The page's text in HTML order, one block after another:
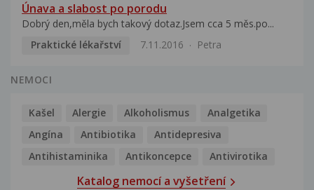
Únava a slabost po porodu
Dobrý den,měla bych takový dotaz.Jsem cca 5 měs.po...
Praktické lékařství
7.11.2016 Petra
NEMOCI
Kašel Alergie Alkoholismus
Analgetika
Angína
Antibiotika
Antidepresiva
Antihistaminika
Antikoncepce Antivirotika
Katalog nemocí a vyšetření